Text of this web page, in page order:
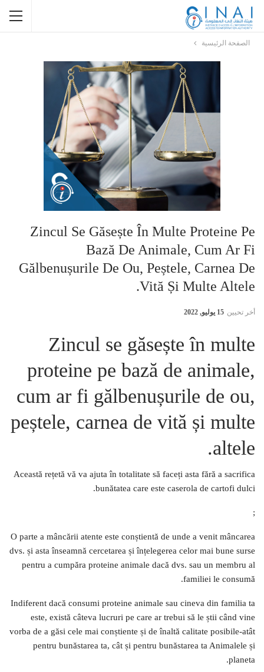
الصفحة الرئيسية
Zincul Se Găsește În Multe Proteine ​​pe
Bază De Animale, Cum Ar Fi
Gălbenușurile De Ou, Peștele, Carnea De
Vită Și Multe Altele.
أخر تحيين 15 يوليو, 2022
Zincul se găsește în multe
proteine ​​pe bază de animale,
cum ar fi gălbenușurile de ou,
peștele, carnea de vită și multe
altele.
Această rețetă vă va ajuta în totalitate să faceți asta fără a sacrifica
bunătatea care este caserola de cartofi dulci.
;
O parte a mâncării atente este conștientă de unde a venit mâncarea
dvs. și asta înseamnă cercetarea și înțelegerea celor mai bune surse
pentru a cumpăra proteine ​​animale dacă dvs. sau un membru al
familiei le consumă.
Indiferent dacă consumi proteine ​​animale sau cineva din familia ta
este, există câteva lucruri pe care ar trebui să le știi când vine
vorba de a găsi cele mai conștiente și de înaltă calitate posibile-atât
pentru bunăstarea ta, cât și pentru bunăstarea ta Animalele și
planeta.